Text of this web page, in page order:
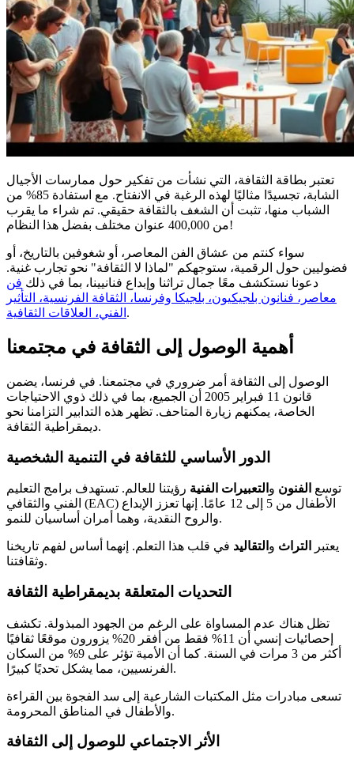
تعتبر بطاقة الثقافة، التي نشأت من تفكير حول ممارسات الأجيال
الشابة، تجسيدًا مثاليًا لهذه الرغبة في الانفتاح. مع استفادة 85% من
الشباب منها، تثبت أن الشغف بالثقافة حقيقي. تم شراء ما يقرب
من 400,000 عنوان مختلف بفضل هذا النظام!
سواء كنتم من عشاق الفن المعاصر، أو شغوفين بالتاريخ، أو
فضوليين حول الرقمية، ستوجهكم "لماذا لا الثقافة" نحو تجارب غنية.
دعونا نستكشف معًا جمال تراثنا وإبداع فنانيينا، بما في ذلك فن
معاصر، فنانون بلجيكيون، بلجيكا وفرنسا، الثقافة الفرنسية، التأثير
الفني، العلاقات الثقافية .
أهمية الوصول إلى الثقافة في مجتمعنا
الوصول إلى الثقافة أمر ضروري في مجتمعنا. في فرنسا، يضمن
قانون 11 فبراير 2005 أن الجميع، بما في ذلك ذوي الاحتياجات
الخاصة، يمكنهم زيارة المتاحف. تظهر هذه التدابير التزامنا نحو
ديمقراطية الثقافة.
الدور الأساسي للثقافة في التنمية الشخصية
توسع الفنون و التعبيرات الفنية رؤيتنا للعالم. تستهدف برامج التعليم
الفني والثقافي (EAC) الأطفال من 5 إلى 12 عامًا. إنها تعزز الإبداع
والروح النقدية، وهما أمران أساسيان للنمو.
يعتبر التراث و التقاليد في قلب هذا التعلم. إنهما أساس لفهم تاريخنا
وثقافتنا.
التحديات المتعلقة بديمقراطية الثقافة
تظل هناك عدم المساواة على الرغم من الجهود المبذولة. تكشف
إحصائيات إنسي أن 11% فقط من أفقر 20% يزورون موقعًا ثقافيًا
أكثر من 3 مرات في السنة. كما أن الأمية تؤثر على 9% من السكان
الفرنسيين، مما يشكل تحديًا كبيرًا.
تسعى مبادرات مثل المكتبات الشارعية إلى سد الفجوة بين القراءة
والأطفال في المناطق المحرومة.
الأثر الاجتماعي للوصول إلى الثقافة